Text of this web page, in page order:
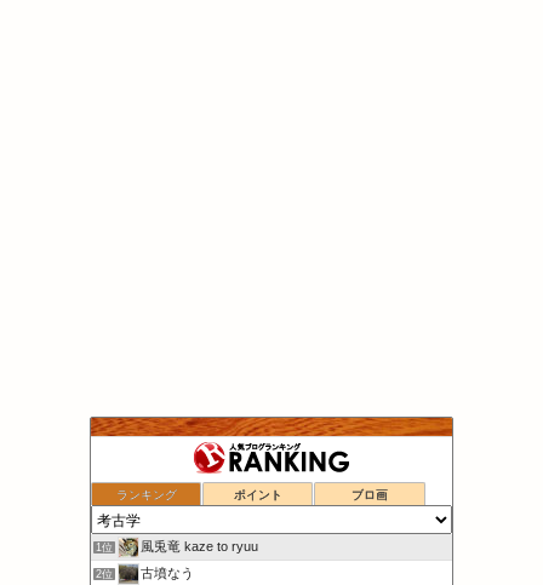
ランキング ポイント ブロ画
1位 風兎竜 kaze to ryuu
2位 古墳なう